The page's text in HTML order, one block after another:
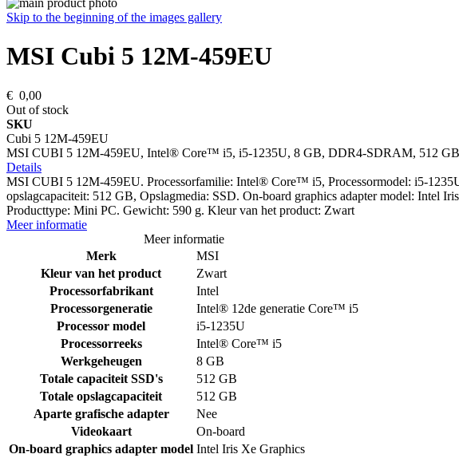
Skip to the beginning of the images gallery
MSI Cubi 5 12M-459EU
€ 0,00
Out of stock
SKU
Cubi 5 12M-459EU
MSI CUBI 5 12M-459EU, Intel® Core™ i5, i5-1235U, 8 GB, DDR4-SDRAM, 512
Details
MSI CUBI 5 12M-459EU. Processorfamilie: Intel® Core™ i5, Processormodel: i5-
opslagcapaciteit: 512 GB, Opslagmedia: SSD. On-board graphics adapter model: Intel
Producttype: Mini PC. Gewicht: 590 g. Kleur van het product: Zwart
Meer informatie
Meer informatie
Merk
MSI
Kleur van het product
Zwart
Processorfabrikant
Intel
Processorgeneratie
Intel® 12de generatie Core™ i5
Processor model
i5-1235U
Processorreeks
Intel® Core™ i5
Werkgeheugen
8 GB
Totale capaciteit SSD's
512 GB
Totale opslagcapaciteit
512 GB
Aparte grafische adapter
Nee
Videokaart
On-board
On-board graphics adapter model Intel Iris Xe Graphics